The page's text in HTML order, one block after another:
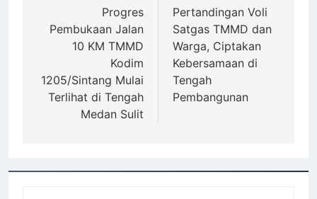
Progres
Pembukaan Jalan
10 KM TMMD
Kodim
1205/Sintang Mulai
Terlihat di Tengah
Medan Sulit
Pertandingan Voli
Satgas TMMD dan
Warga, Ciptakan
Kebersamaan di
Tengah
Pembangunan